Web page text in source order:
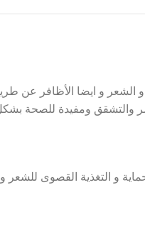
و ايضا الأظافر عن
والتشقق ومفيدة للصحة